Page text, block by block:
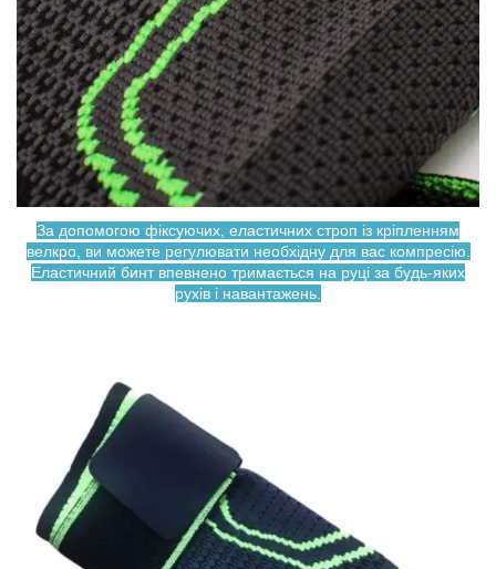
За допомогою фіксуючих, еластичних строп із кріпленням
велкро, ви можете регулювати необхідну для вас компресію.
Еластичний бинт впевнено тримається на руці за будь-яких
рухів і навантажень.